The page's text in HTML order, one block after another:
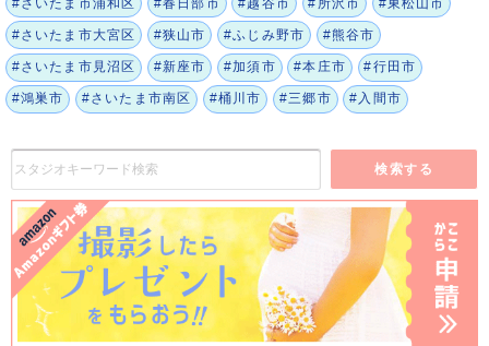
#さいたま市大宮区 #狭山市 #ふじみ野市 #熊谷市
#さいたま市見沼区 #新座市 #加須市 #本庄市 #行田市
#鴻巣市 #さいたま市南区 #桶川市 #三郷市 #入間市
検索する